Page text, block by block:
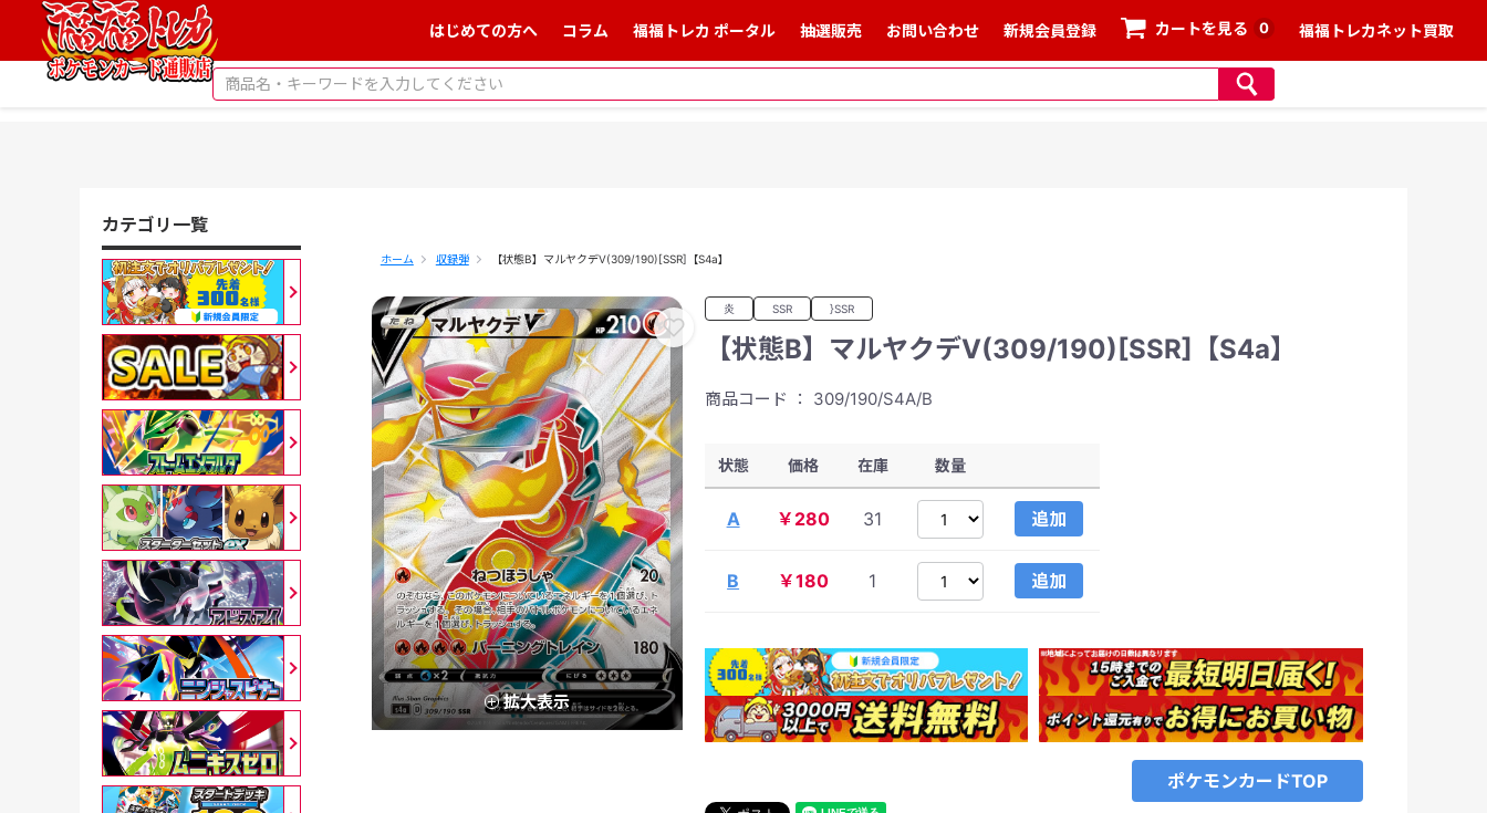
はじめての方へ コラム 福福トレカ ポータル 抽選販売 お問い合わせ 新規会員登録 カートを見る 0 福福トレカネット買取
ホーム 収録弾 【状態B】マルヤクデV(309/190)[SSR]【S4a】
拡大表示
炎 SSR }SSR
【状態B】マルヤクデV(309/190)[SSR]【S4a】
商品コード ： 309/190/S4A/B
状態 価格 在庫 数量
A ￥280 31 追加
B ￥180 1 追加
ポケモンカードTOP
カテゴリ一覧